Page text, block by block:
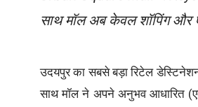
साथ मॉल अब केवल शॉपिंग और
उदयपुर का सबसे बड़ा रिटेल
साथ मॉल ने अपने अनुभव आधारित